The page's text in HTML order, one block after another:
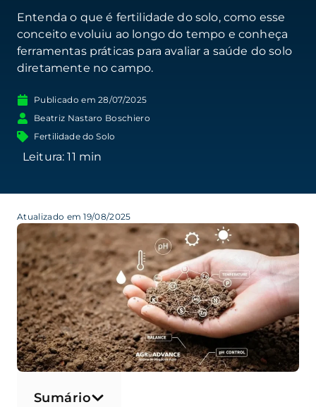
Entenda o que é fertilidade do solo, como esse
conceito evoluiu ao longo do tempo e conheça
ferramentas práticas para avaliar a saúde do solo
diretamente no campo.
Publicado em 28/07/2025
Beatriz Nastaro Boschiero
Fertilidade do Solo
Atualizado em 19/08/2025
Sumário